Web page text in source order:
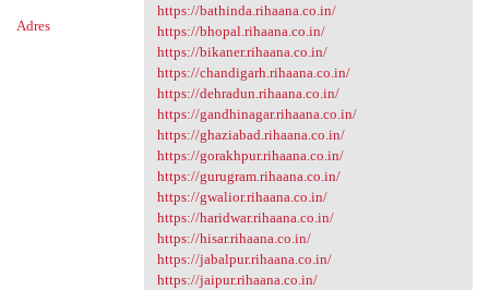
Adres
https://bathinda.rihaana.co.in/
https://bhopal.rihaana.co.in/
https://bikaner.rihaana.co.in/
https://chandigarh.rihaana.co.in/
https://dehradun.rihaana.co.in/
https://gandhinagar.rihaana.co.in/
https://ghaziabad.rihaana.co.in/
https://gorakhpur.rihaana.co.in/
https://gurugram.rihaana.co.in/
https://gwalior.rihaana.co.in/
https://haridwar.rihaana.co.in/
https://hisar.rihaana.co.in/
https://jabalpur.rihaana.co.in/
https://jaipur.rihaana.co.in/